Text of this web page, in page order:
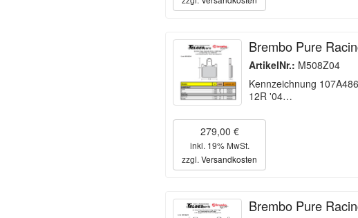
Brembo Pure
ArtikelNr.: M508Z04
Kennzeichnung
12R '04…
279,00 €
inkl. 19% MwSt.
zzgl.Versandkosten
Brembo Pure